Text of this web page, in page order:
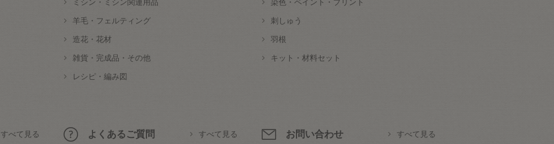
ミシン・ミシン関連用品 染色・ペイント・プリント
羊毛・フェルティング 刺しゅう
造花・花材 羽根
雑貨・完成品・その他 キット・材料セット
レシピ・編み図
すべて見る よくあるご質問 すべて見る お問い合わせ すべて見る